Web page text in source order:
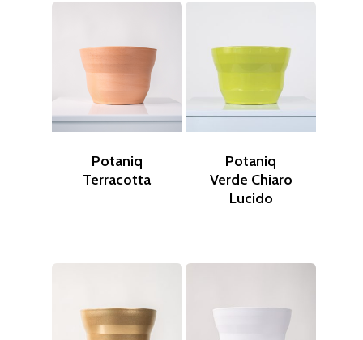
Potaniq
Terracotta
Potaniq
Verde Chiaro
Lucido